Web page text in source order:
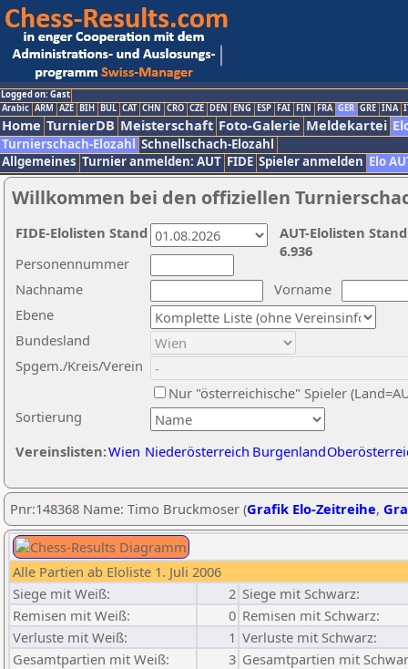
Logged on: Gast
Arabic ARM AZE BIH BUL CAT CHN CRO CZE DEN ENG ESP FAI FIN FRA GER GRE INA
Home TurnierDB Meisterschaft Foto-Galerie Meldekartei
Turnierschach-Elozahl Schnellschach-Elozahl
Allgemeines Turnier anmelden: AUT FIDE Spieler anmelden Elo
Willkommen bei den offiziellen
Nachname
Vorname
Ebene
Sortierung
Personennummer
Bundesland
Spgem./Kreis/Verein
Nur "österreichische" Spieler
Vereinslisten:Wien Niederösterreich Burgenland
AUT-Elolisten
6.936
FIDE-Elolisten Stand
Pnr:148368 Name: Timo Bruckmoser (Grafik Elo-Zeitreihe,
Alle Partien ab Eloliste 1. Juli 2006
Siege mit Weiß:
2 Siege mit Schwarz:
Remisen mit Weiß:
0 Remisen mit Schwarz:
Verluste mit Weiß:
1 Verluste mit Schwarz:
Gesamtpartien mit Weiß:
3 Gesamtpartien mit